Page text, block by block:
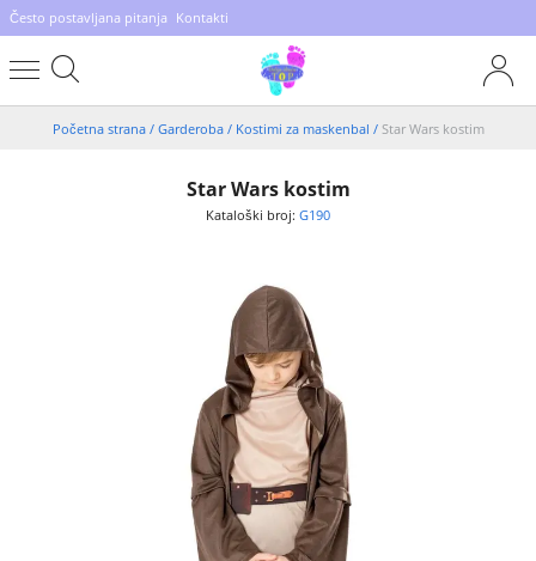
Često postavljana pitanja Kontakti
Početna strana / Garderoba / Kostimi za maskenbal / Star Wars kostim
Star Wars kostim
Kataloški broj: G190